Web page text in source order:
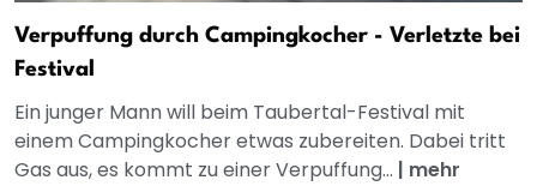
Verpuffung durch Campingkocher - Verletzte bei
Festival
Ein junger Mann will beim Taubertal-Festival mit
einem Campingkocher etwas zubereiten. Dabei tritt
Gas aus, es kommt zu einer Verpuffung... | mehr